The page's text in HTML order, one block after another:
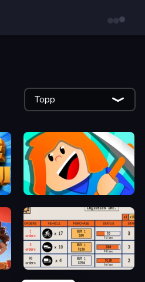
Topp
Minecube
Logistics Inc